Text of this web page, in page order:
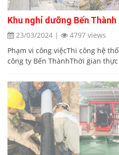
Khu nghỉ dưỡng Bến
23/03/2024 |
4797 views
Phạm vi công việcThi công hệ
công ty Bến ThànhThời gian